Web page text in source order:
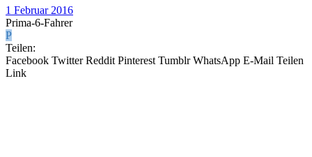
1 Februar 2016
Prima-6-Fahrer
P
Teilen:
Facebook Twitter Reddit Pinterest Tumblr WhatsApp E-Mail Teilen
Link